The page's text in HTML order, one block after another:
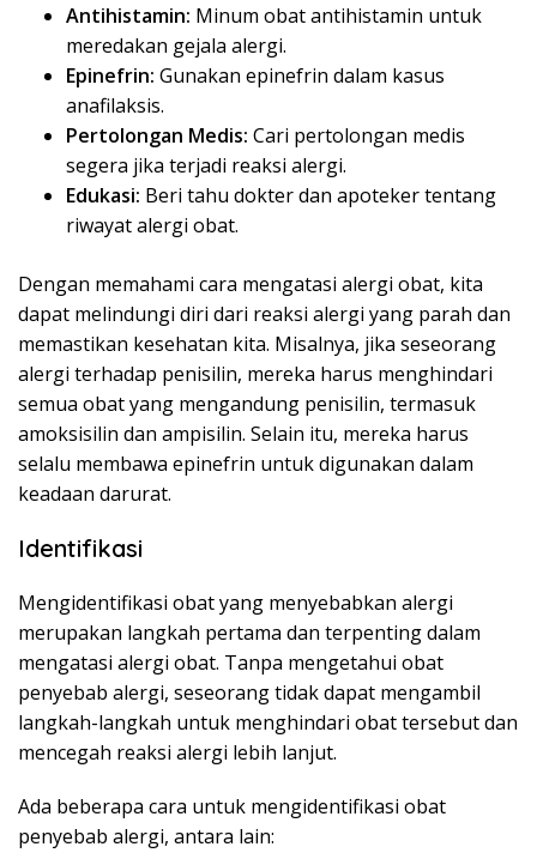
Antihistamin: Minum obat antihistamin untuk
meredakan gejala alergi.
Epinefrin: Gunakan epinefrin dalam kasus
anafilaksis.
Pertolongan Medis: Cari pertolongan medis
segera jika terjadi reaksi alergi.
Edukasi: Beri tahu dokter dan apoteker tentang
riwayat alergi obat.
Dengan memahami cara mengatasi alergi obat, kita
dapat melindungi diri dari reaksi alergi yang parah dan
memastikan kesehatan kita. Misalnya, jika seseorang
alergi terhadap penisilin, mereka harus menghindari
semua obat yang mengandung penisilin, termasuk
amoksisilin dan ampisilin. Selain itu, mereka harus
selalu membawa epinefrin untuk digunakan dalam
keadaan darurat.
Identifikasi
Mengidentifikasi obat yang menyebabkan alergi
merupakan langkah pertama dan terpenting dalam
mengatasi alergi obat. Tanpa mengetahui obat
penyebab alergi, seseorang tidak dapat mengambil
langkah-langkah untuk menghindari obat tersebut dan
mencegah reaksi alergi lebih lanjut.
Ada beberapa cara untuk mengidentifikasi obat
penyebab alergi, antara lain: